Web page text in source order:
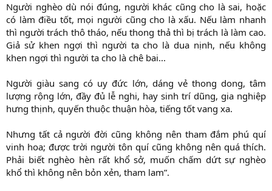
Người nghèo dù nói đúng, người khác cũng cho là sai, hoặc
có làm điều tốt, mọi người cũng cho là xấu. Nếu làm nhanh
thì người trách thô tháo, nếu thong thả thì bị trách là làm cao.
Giả sử khen ngợi thì người ta cho là dua nịnh, nếu không
khen ngợi thì người ta cho là chê bai...
Người giàu sang có uy đức lớn, dáng vẻ thong dong, tâm
lượng rộng lớn, đầy đủ lễ nghi, hay sinh trí dũng, gia nghiệp
hưng thịnh, quyến thuộc thuận hòa, tiếng tốt vang xa.
Nhưng tất cả người đời cũng không nên tham đắm phú quí
vinh hoa; được trời người tôn quí cũng không nên quá thích.
Phải biết nghèo hèn rất khổ sở, muốn chấm dứt sự nghèo
khổ thì không nên bỏn xẻn, tham lam”.